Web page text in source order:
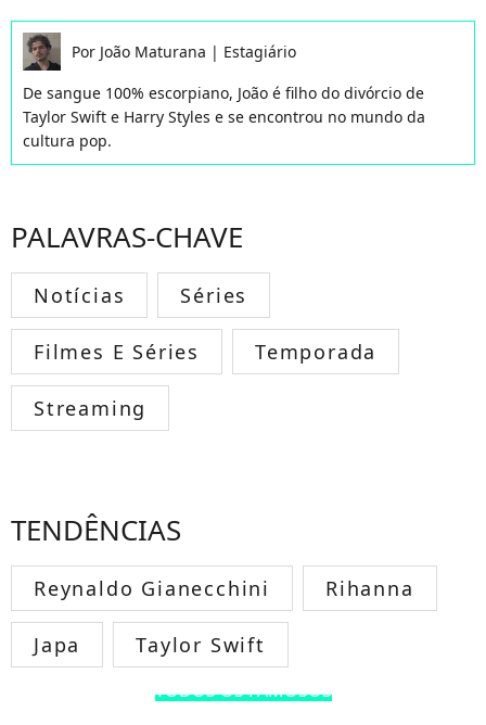
Por João Maturana | Estagiário
De sangue 100% escorpiano, João é filho do divórcio de
Taylor Swift e Harry Styles e se encontrou no mundo da
cultura pop.
PALAVRAS-CHAVE
Notícias Séries
Filmes E Séries Temporada
Streaming
TENDÊNCIAS
Reynaldo Gianecchini Rihanna
Japa Taylor Swift
TODOS OS FAMOSOS